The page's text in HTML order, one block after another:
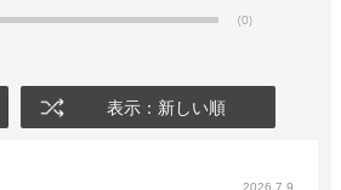
(0)
表示：新しい順
2026.7.9